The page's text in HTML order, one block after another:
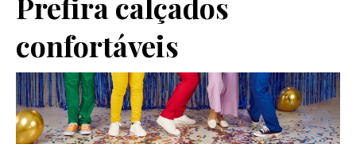
confortáveis